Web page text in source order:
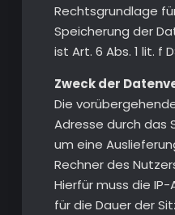
Rechtsgrundlage
Speicherung der
ist Art. 6 Abs. 1 lit. f
Zweck der
Die
Adresse durch das
um eine
Rechner des
Hierfür muss die
für die Dauer der